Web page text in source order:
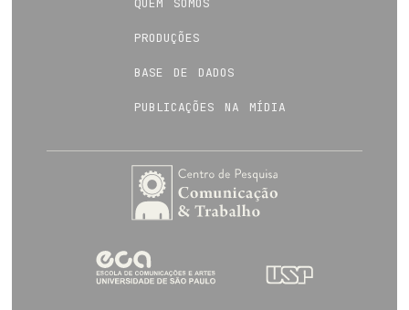
produções
base de dados
publicações na mídia